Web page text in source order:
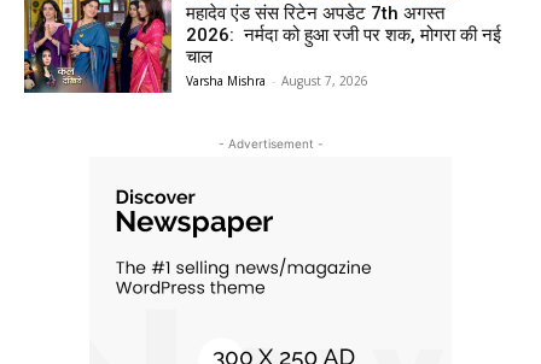
महादेव एंड संस रिटेन अपडेट 7th अगस्त
2026: नर्मदा को हुआ रजी पर शक, मोगरा की नई
चाल
Varsha Mishra - August 7, 2026
- Advertisement -